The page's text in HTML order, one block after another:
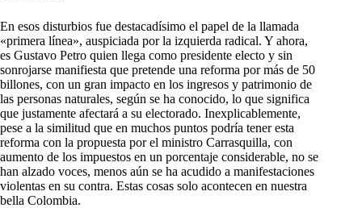
En esos disturbios fue destacadísimo el papel de la llamada
«primera línea», auspiciada por la izquierda radical. Y ahora,
es Gustavo Petro quien llega como presidente electo y sin
sonrojarse manifiesta que pretende una reforma por más de 50
billones, con un gran impacto en los ingresos y patrimonio de
las personas naturales, según se ha conocido, lo que significa
que justamente afectará a su electorado. Inexplicablemente,
pese a la similitud que en muchos puntos podría tener esta
reforma con la propuesta por el ministro Carrasquilla, con
aumento de los impuestos en un porcentaje considerable, no se
han alzado voces, menos aún se ha acudido a manifestaciones
violentas en su contra. Estas cosas solo acontecen en nuestra
bella Colombia.